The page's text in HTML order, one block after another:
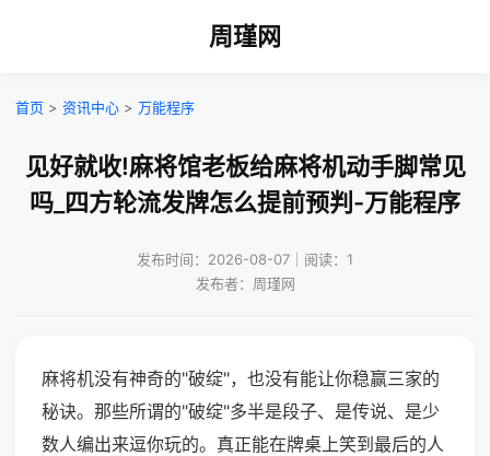
周瑾网
首页 > 资讯中心 > 万能程序
见好就收!麻将馆老板给麻将机动手脚常见
吗_四方轮流发牌怎么提前预判-万能程序
发布时间：2026-08-07｜阅读：1
发布者：周瑾网
麻将机没有神奇的"破绽"，也没有能让你稳赢三家的
秘诀。那些所谓的"破绽"多半是段子、是传说、是少
数人编出来逗你玩的。真正能在牌桌上笑到最后的人